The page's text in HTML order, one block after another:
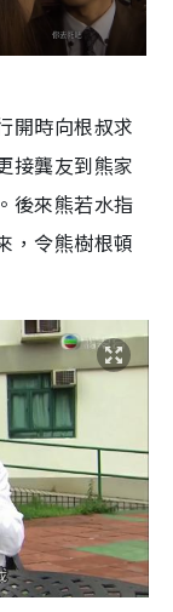
開時向根叔求
接龔友到熊家
後來熊若水指
，令熊樹根頓